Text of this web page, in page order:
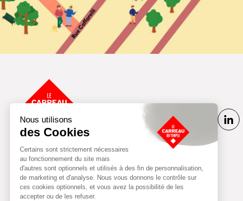
Programmation culturelle
Pratiques sportives et
artistiques
Devenir partenaire
Espace presse